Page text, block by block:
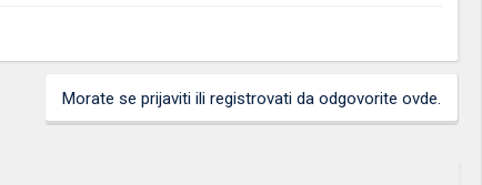
Morate se prijaviti ili registrovati da odgovorite ovde.